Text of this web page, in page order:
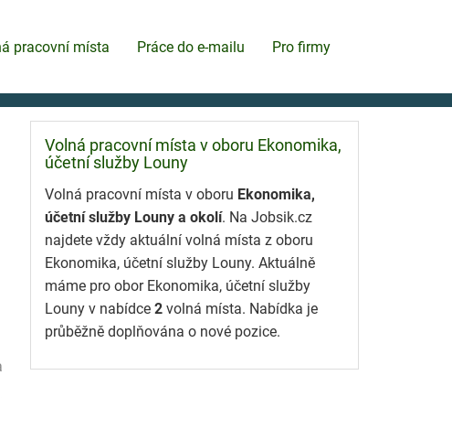
pracovní místa Práce do e-mailu Pro firmy
Volná pracovní místa v oboru Ekonomika,
účetní služby Louny
Volná pracovní místa v oboru Ekonomika,
účetní služby Louny a okolí. Na Jobsik.cz
najdete vždy aktuální volná místa z oboru
Ekonomika, účetní služby Louny. Aktuálně
máme pro obor Ekonomika, účetní služby
Louny v nabídce 2 volná místa. Nabídka je
průběžně doplňována o nové pozice.